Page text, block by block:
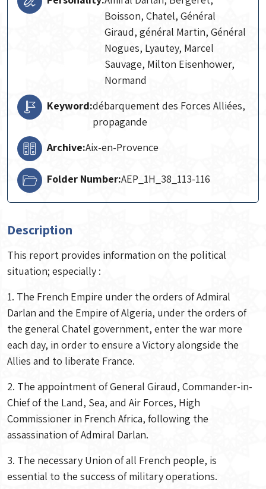
Boisson, Chatel, Général
Giraud, général Martin, Général
Nogues, Lyautey, Marcel
Sauvage, Milton Eisenhower,
Normand
Keyword:débarquement des Forces Alliées,
propagande
Archive:Aix-en-Provence
Folder Number:AEP_1H_38_113-116
Description
This report provides information on the political
situation; especially :
1. The French Empire under the orders of Admiral
Darlan and the Empire of Algeria, under the orders of
the general Chatel government, enter the war more
each day, in order to ensure a Victory alongside the
Allies and to liberate France.
2. The appointment of General Giraud, Commander-in-
Chief of the Land, Sea, and Air Forces, High
Commissioner in French Africa, following the
assassination of Admiral Darlan.
3. The necessary Union of all French people, is
essential to the success of military operations.